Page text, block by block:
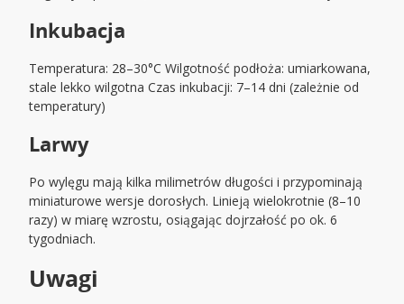
Inkubacja
Temperatura: 28–30°C Wilgotność podłoża: umiarkowana,
stale lekko wilgotna Czas inkubacji: 7–14 dni (zależnie od
temperatury)
Larwy
Po wylęgu mają kilka milimetrów długości i przypominają
miniaturowe wersje dorosłych. Linieją wielokrotnie (8–10
razy) w miarę wzrostu, osiągając dojrzałość po ok. 6
tygodniach.
Uwagi